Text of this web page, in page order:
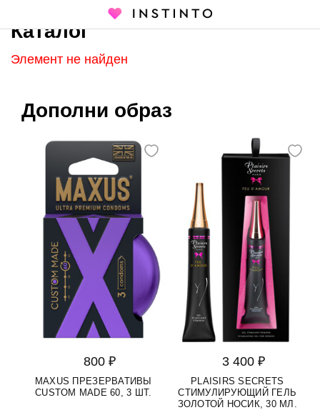
Каталог
Каталог
Элемент не найден
Дополни образ
800 ₽
MAXUS ПРЕЗЕРВАТИВЫ
CUSTOM MADE 60, 3 ШТ.
3 400 ₽
PLAISIRS SECRETS
СТИМУЛИРУЮЩИЙ ГЕЛЬ
ЗОЛОТОЙ НОСИК, 30 МЛ.